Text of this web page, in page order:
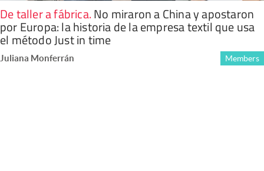
De taller a fábrica.No miraron a China y apostaron
por Europa: la historia de la empresa textil que usa
el método Just in time
Juliana Monferrán Members